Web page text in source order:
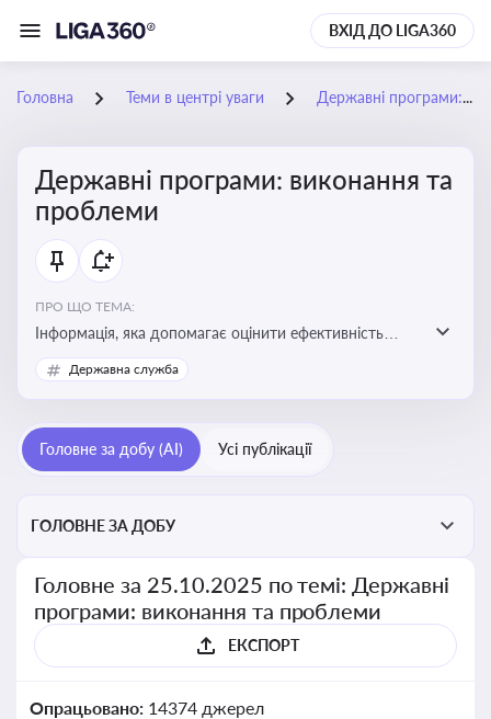
ВХІД ДО LIGA360
Головна Теми в центрі уваги Державні програми: виконання та проблеми
Державні програми: виконання та
проблеми
ПРО ЩО ТЕМА:
Інформація, яка допомагає оцінити ефективність
використання бюджетних коштів, виявити проблеми
реалізації та знайти шляхи їх удосконалення
Державна служба
Головне за добу (AI) Усі публікації
ГОЛОВНЕ ЗА ДОБУ
Головне за 25.10.2025 по темі: Державні
програми: виконання та проблеми
ЕКСПОРТ
Опрацьовано: 14374 джерел